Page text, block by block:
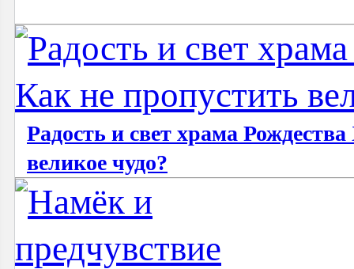
Радость и свет храма
великое чудо?